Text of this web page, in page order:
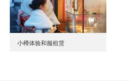
小樽体验和服租赁